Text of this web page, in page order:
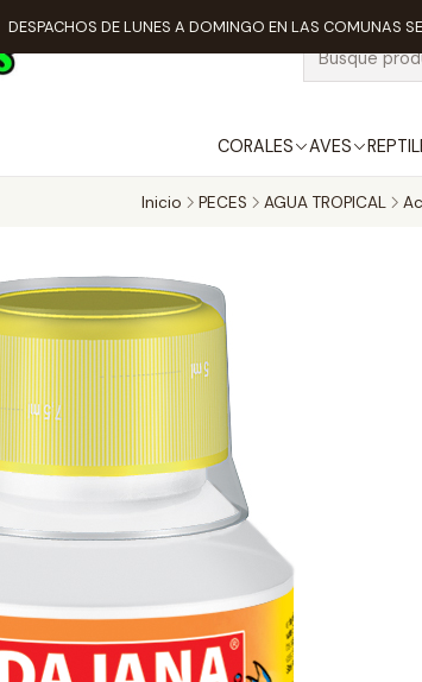
CORALES AVES
DESPACHOS DE LUNES A DOMINGO EN LAS COMUNAS
Inicio PECES AGUA TROPICAL